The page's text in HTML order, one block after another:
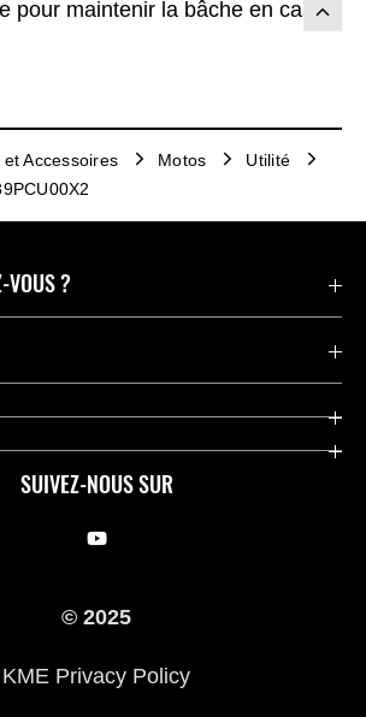
pour maintenir la bâche en cas
et Accessoires Motos
Utilité
SUIVEZ-NOUS SUR
VOUS ?
© 2025
KME Privacy Policy